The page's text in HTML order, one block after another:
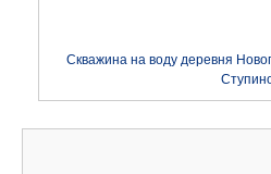
Скважина на воду деревня